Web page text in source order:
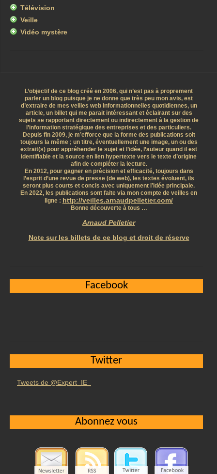
Télévision
Veille
Vidéo mystère
L’objectif de ce blog créé en 2006, qui n’est pas à proprement
parler un blog puisque je ne donne que très peu mon avis, est
d’extraire de mes veilles web informationnelles quotidiennes, un
article, un billet qui me parait intéressant et éclairant sur des
sujets se rapportant directement ou indirectement à la gestion de
l’information stratégique des entreprises et des particuliers.
Depuis fin 2009, je m’efforce que la forme des publications soit
toujours la même ; un titre, éventuellement une image, un ou des
extrait(s) pour appréhender le sujet et l’idée, l’auteur quand il est
identifiable et la source en lien hypertexte vers le texte d’origine
afin de compléter la lecture.
En 2012, pour gagner en précision et efficacité, toujours dans
l’esprit d’une revue de presse (de web), les textes évoluent, ils
seront plus courts et concis avec uniquement l’idée principale.
En 2022, les publications sont faite via mon compte de veilles en
ligne : http://veilles.arnaudpelletier.com/
Bonne découverte à tous …
Arnaud Pelletier
Note sur les billets de ce blog et droit de réserve
Facebook
Twitter
Tweets de @Expert_IE_
Abonnez vous